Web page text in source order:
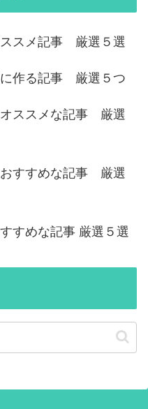
スメ記事 厳選５選
作る記事 厳選５つ
ススメな記事 厳選
すすめな記事 厳選
すめな記事 厳選５選